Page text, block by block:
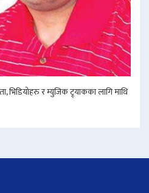
भिडियोहरु र म्युजिक ट्र्याकका लागि माथि